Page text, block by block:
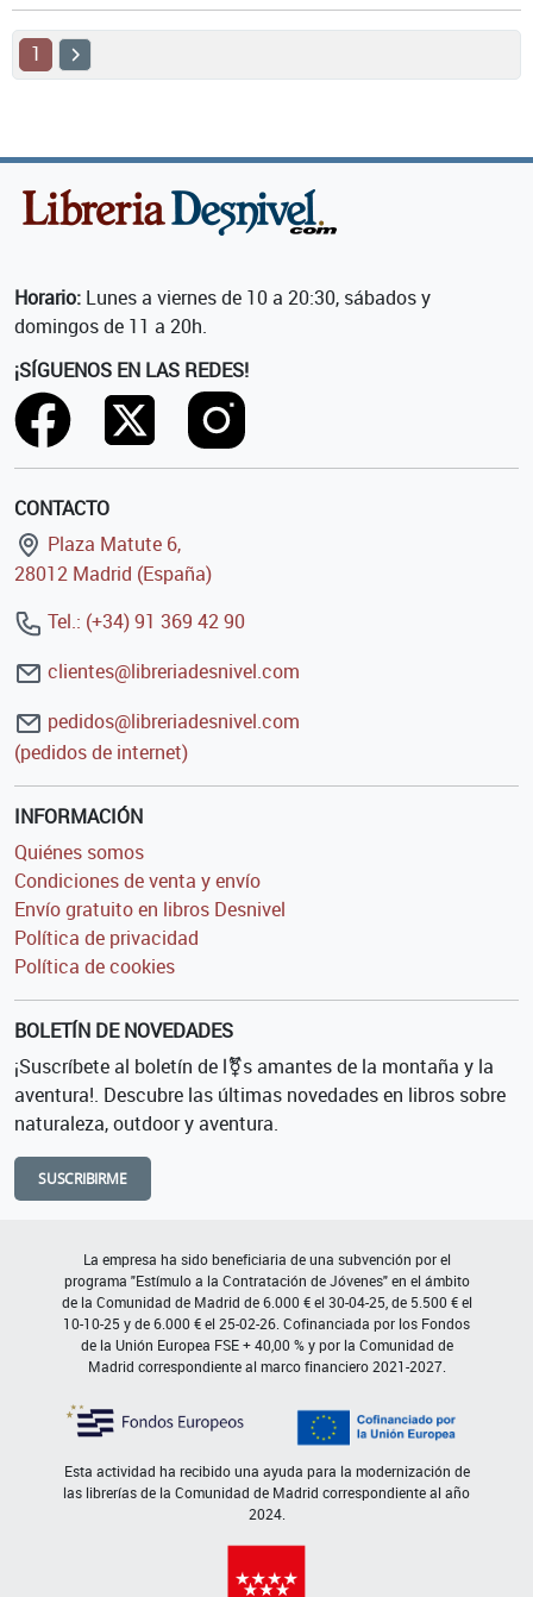
1
Horario: Lunes a viernes de 10 a 20:30, sábados y
domingos de 11 a 20h.
¡SÍGUENOS EN LAS REDES!
CONTACTO
Plaza Matute 6,
28012 Madrid (España)
Tel.: (+34) 91 369 42 90
clientes@libreriadesnivel.com
pedidos@libreriadesnivel.com
(pedidos de internet)
INFORMACIÓN
Quiénes somos
Condiciones de venta y envío
Envío gratuito en libros Desnivel
Política de privacidad
Política de cookies
BOLETÍN DE NOVEDADES
¡Suscríbete al boletín de l⚧s amantes de la montaña y la
aventura!. Descubre las últimas novedades en libros sobre
naturaleza, outdoor y aventura.
SUSCRIBIRME
La empresa ha sido beneficiaria de una subvención por el
programa "Estímulo a la Contratación de Jóvenes" en el ámbito
de la Comunidad de Madrid de 6.000 € el 30-04-25, de 5.500 € el
10-10-25 y de 6.000 € el 25-02-26. Cofinanciada por los Fondos
de la Unión Europea FSE + 40,00 % y por la Comunidad de
Madrid correspondiente al marco financiero 2021-2027.
Esta actividad ha recibido una ayuda para la modernización de
las librerías de la Comunidad de Madrid correspondiente al año
2024.